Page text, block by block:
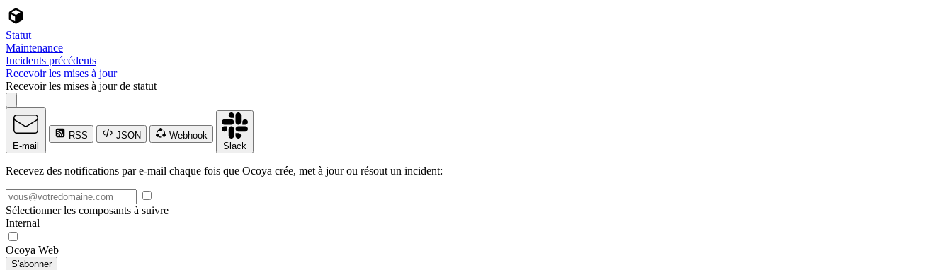
Statut
Maintenance
Incidents précédents
Recevoir les mises à jour
Recevoir les mises à jour de statut
E-mail
RSS JSON
Webhook
Slack
Recevez des notifications par e-mail chaque fois que Ocoya crée, met à jour ou résout un incident:
Sélectionner les composants à suivre
Internal
Ocoya Web
S'abonner